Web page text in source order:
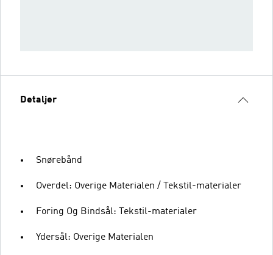
Detaljer
Snørebånd
Overdel: Overige Materialen / Tekstil-materialer
Foring Og Bindsål: Tekstil-materialer
Ydersål: Overige Materialen